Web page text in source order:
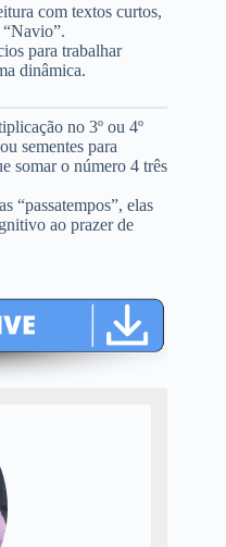
com textos curtos,
“Navio”.
para trabalhar
dinâmica.
no 3º ou 4º
sementes para
somar o número 4 três
“passatempos”, elas
ao prazer de